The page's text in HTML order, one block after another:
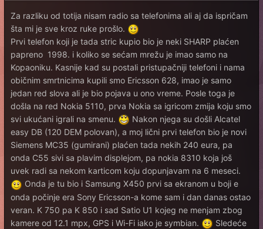
Za razliku od totija nisam radio sa telefonima ali aj da ispričam
šta mi je sve kroz ruke prošlo.
Prvi telefon koji je tada stric kupio bio je neki SHARP plaćen
papreno 1998. i koliko se sećam mrežu je imao samo na
Kopaoniku. Kasnije kad su postali pristupačniji telefoni i nama
običnim smrtnicima kupili smo Ericsson 628, imao je samo
jedan red slova ali je bio pojava u ono vreme. Posle toga je
došla na red Nokia 5110, prva Nokia sa igricom zmija koju smo
svi ukućani igrali na smenu.
Nakon njega su došli Alcatel
easy DB (120 DEM polovan), a moj lični prvi telefon bio je novi
Siemens MC35 (gumirani) plaćen tada nekih 240 eura, pa
onda C55 sivi sa plavim displejom, pa nokia 8310 koja još
uvek radi sa nekom karticom koju dopunjavam na 6 meseci.
Onda je tu bio i Samsung X450 prvi sa ekranom u boji e
onda počinje era Sony Ericsson-a kome sam i dan danas ostao
veran. K 750 pa K 850 i sad Satio U1 kojeg ne menjam zbog
kamere od 12.1 mpx, GPS i Wi-Fi iako je symbian.
Sledeće